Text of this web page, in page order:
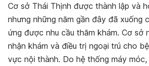
Cơ sở Thái Thịnh được thành lập và
nhưng những năm gần đây đã xuống
ứng được nhu cầu thăm khám. Cơ sở
nhận khám và điều trị ngoại trú cho
vực nội thành. Do hệ thống máy